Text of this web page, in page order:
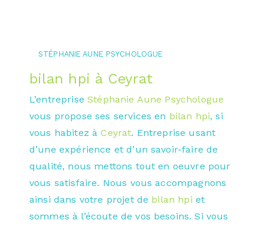
STÉPHANIE AUNE PSYCHOLOGUE
bilan hpi à Ceyrat
L’entrepriseStéphanie Aune Psychologue
vous propose ses services en bilan hpi, si
vous habitez àCeyrat. Entreprise usant
d’une expérience et d’un savoir-faire de
qualité, nous mettons tout en oeuvre pour
vous satisfaire. Nous vous accompagnons
ainsi dans votre projet de bilan hpi et
sommes à l’écoute de vos besoins. Si vous